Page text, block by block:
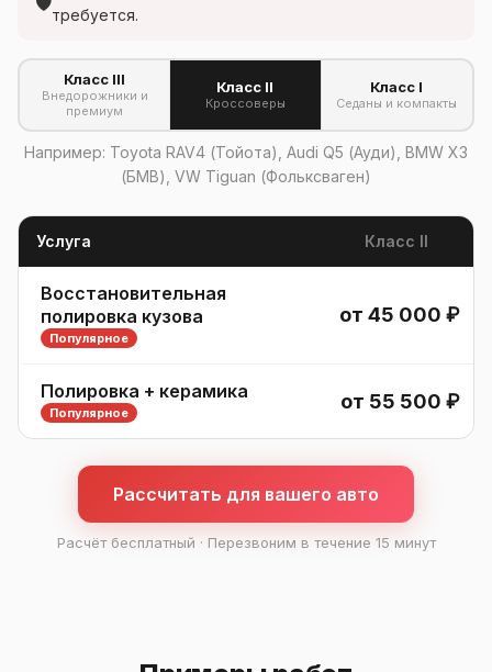
требуется.
Класс III
Внедорожники и
премиум
Класс II
Кроссоверы
Класс I
Седаны и компакты
Например: Toyota RAV4 (Тойота), Audi Q5 (Ауди), BMW X3
(БМВ), VW Tiguan (Фольксваген)
Услуга Класс II
Восстановительная
полировка кузова
Популярное
от 45 000 ₽
Полировка + керамика
Популярное
от 55 500 ₽
Рассчитать для вашего авто
Расчёт бесплатный · Перезвоним в течение 15 минут